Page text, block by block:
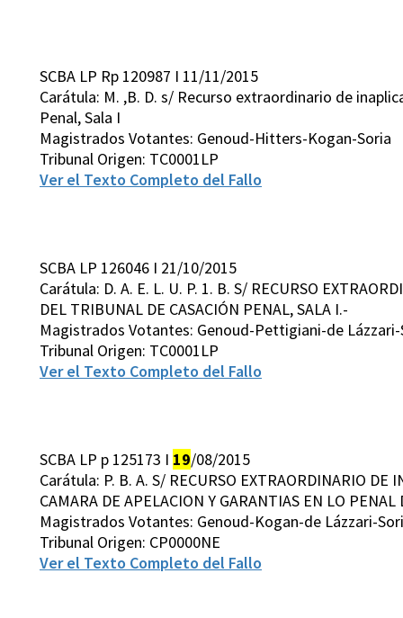
SCBA LP Rp 120987 I 11/11/2015
Carátula: M. ,B. D. s/ Recurso extraordinario de
Penal, Sala I
Magistrados Votantes: Genoud-Hitters-Kogan-Soria
Tribunal Origen: TC0001LP
Ver el Texto Completo del Fallo
SCBA LP 126046 I 21/10/2015
Carátula: D. A. E. L. U. P. 1. B. S/ RECURSO
DEL TRIBUNAL DE CASACIÓN PENAL, SALA I.-
Magistrados Votantes: Genoud-Pettigiani-de
Tribunal Origen: TC0001LP
Ver el Texto Completo del Fallo
SCBA LP p 125173 I 19/08/2015
Carátula: P. B. A. S/ RECURSO EXTRAORDINARIO DE
CAMARA DE APELACION Y GARANTIAS EN LO PENAL
Magistrados Votantes: Genoud-Kogan-de Lázzari-
Tribunal Origen: CP0000NE
Ver el Texto Completo del Fallo